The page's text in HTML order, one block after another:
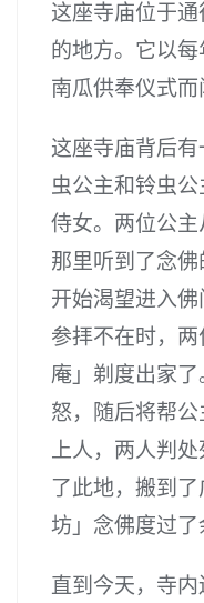
这座寺庙位于
的地方。它以
南瓜供奉仪式而
这座寺庙背后
虫公主和铃虫
侍女。两位公
那里听到了念
开始渴望进入
参拝不在时，
庵」剃度出家
怒，随后将帮
上人，两人判
了此地，搬到
坊」念佛度过了
直到今天，寺